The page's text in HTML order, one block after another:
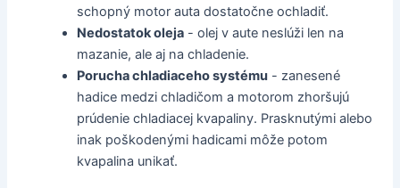
schopný motor auta dostatočne ochladiť.
Nedostatok oleja - olej v aute neslúži len na
mazanie, ale aj na chladenie.
Porucha chladiaceho systému - zanesené
hadice medzi chladičom a motorom zhoršujú
prúdenie chladiacej kvapaliny. Prasknutými alebo
inak poškodenými hadicami môže potom
kvapalina unikať.